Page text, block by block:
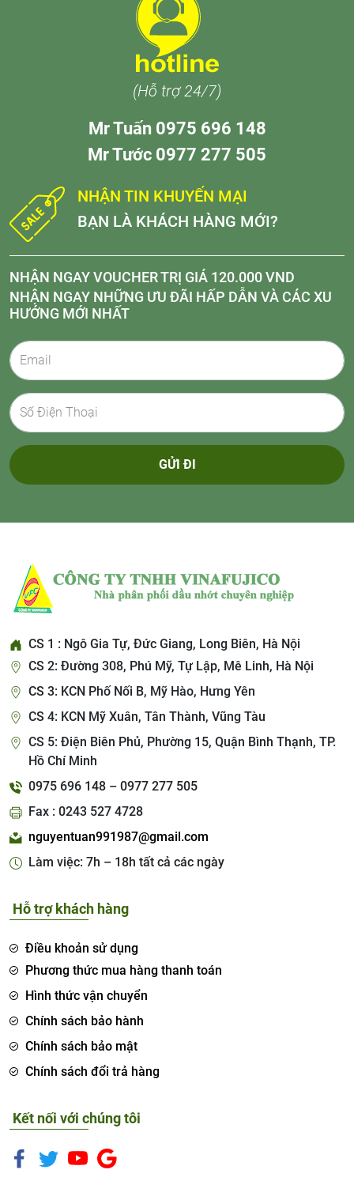
(Hỗ trợ 24/7)
Mr Tuấn 0975 696 148
Mr Tước 0977 277 505
NHẬN TIN KHUYẾN MẠI
BẠN LÀ KHÁCH HÀNG MỚI?
NHẬN NGAY VOUCHER TRỊ GIÁ 120.000 VND
NHẬN NGAY NHỮNG ƯU ĐÃI HẤP DẪN VÀ CÁC XU
HƯỚNG MỚI NHẤT
GỬI ĐI
CS 1 : Ngô Gia Tự, Đức Giang, Long Biên, Hà Nội
CS 2: Đường 308, Phú Mỹ, Tự Lập, Mê Linh, Hà Nội
CS 3: KCN Phố Nối B, Mỹ Hào, Hưng Yên
CS 4: KCN Mỹ Xuân, Tân Thành, Vũng Tàu
CS 5: Điện Biên Phủ, Phường 15, Quận Bình Thạnh, TP.
Hồ Chí Minh
0975 696 148 – 0977 277 505
Fax : 0243 527 4728
nguyentuan991987@gmail.com
Làm việc: 7h – 18h tất cả các ngày
Hỗ trợ khách hàng
Điều khoản sử dụng
Phương thức mua hàng thanh toán
Hình thức vận chuyển
Chính sách bảo hành
Chính sách bảo mật
Chính sách đổi trả hàng
Kết nối với chúng tôi